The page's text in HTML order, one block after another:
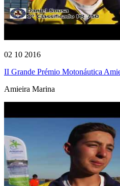
02 10 2016
II Grande Prémio Motonáutica
Amieira Marina